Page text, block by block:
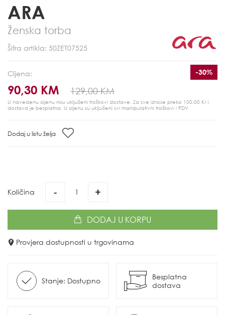
ARA
Ženska torba
Šifra artikla: 50ZET07525
Cijena:
90,30 KM 129,00 KM
-30%
U navedenu cijenu nisu uključeni troškovi dostave. Za sve iznose preko 100,00 KM
dostava je besplatna. U cijenu su uključeni svi manipulativni troškovi i PDV.
Dodaj u listu želja
Količina - +
DODAJ U KORPU
Provjera dostupnosti u trgovinama
Stanje: Dostupno
Besplatna
dostava